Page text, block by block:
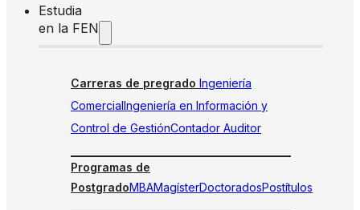
Estudia
en la FEN
Carreras de pregrado Ingeniería
ComercialIngeniería en Información y
Control de GestiónContador Auditor
Programas de
PostgradoMBAMagísterDoctoradosPostítulos